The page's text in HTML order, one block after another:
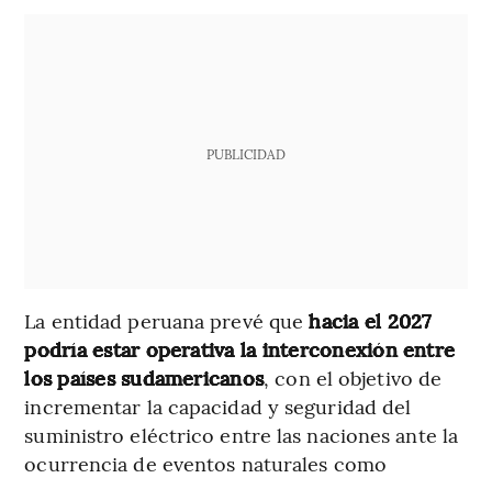
PUBLICIDAD
La entidad peruana prevé que hacia el 2027
podría estar operativa la interconexión entre
los países sudamericanos, con el objetivo de
incrementar la capacidad y seguridad del
suministro eléctrico entre las naciones ante la
ocurrencia de eventos naturales como